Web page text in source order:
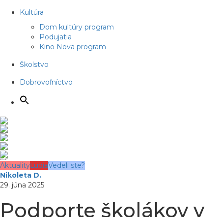
Kultúra
Dom kultúry program
Podujatia
Kino Nova program
Školstvo
Dobrovoľníctvo
AktualityĽudiaVedeli ste?
Nikoleta D.
29. júna 2025
Podporte školákov v